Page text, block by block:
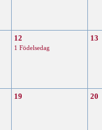
12
1 Födelsedag
13
19 20